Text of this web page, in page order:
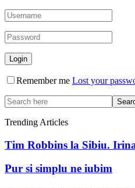
Remember me Lost your
Trending Articles
Tim Robbins la Sibiu.
Pur si simplu ne iubim